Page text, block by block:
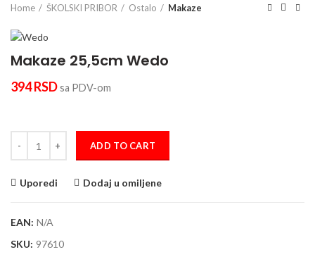
Home ŠKOLSKI PRIBOR Ostalo Makaze
Makaze 25,5cm Wedo
394RSDsa PDV-om
ADD TO CART
Uporedi Dodaj u omiljene
EAN: N/A
SKU: 97610